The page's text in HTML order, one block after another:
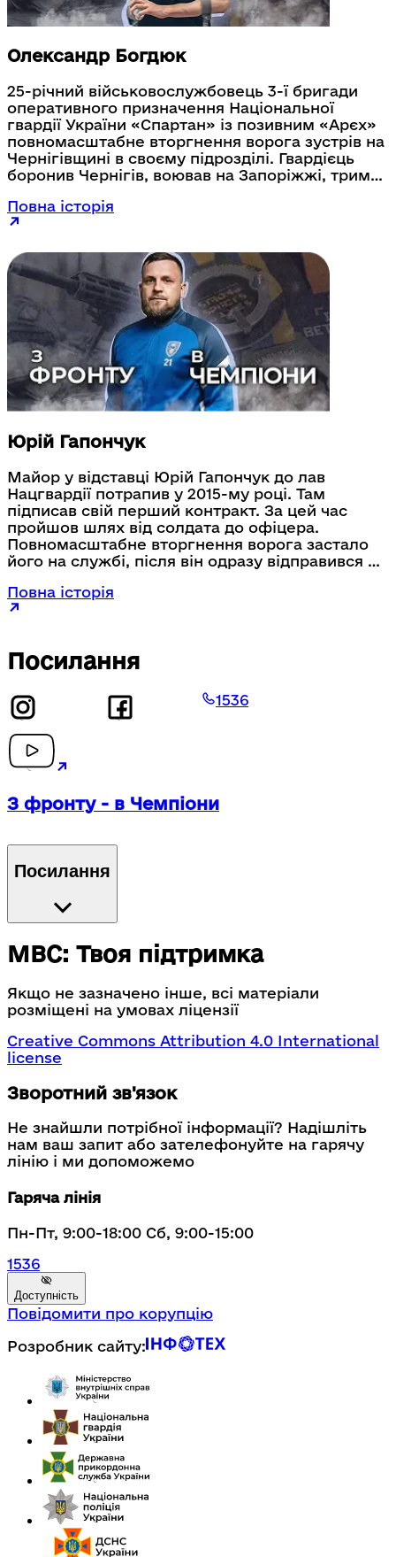
Олександр Богдюк
25-річний військовослужбовець 3-ї бригади
оперативного призначення Національної
гвардії України «Спартан» із позивним «Арєх»
повномасштабне вторгнення ворога зустрів на
Чернігівщині в своєму підрозділі. Гвардієць
боронив Чернігів, воював на Запоріжжі, тримав
бойового завдання отримав мінно-вибухову
поранення. У результаті лишився кінцівки
пропагує спорт, бере участь у різноманітних
спортивних змаганнях. «Спорт дає багато
емоцій. Тому треба більше позитивних думок,
більше спілкування і треба багато працювати
над собою в першу чергу». – ділиться своїми
спортивними емоціями гвардієць.
Повна історія
Юрій Гапончук
Майор у відставці Юрій Гапончук до лав
Нацгвардії потрапив у 2015-му році. Там
підписав свій перший контракт. За цей час
пройшов шлях від солдата до офіцера.
Повномасштабне вторгнення ворога застало
його на службі, після він одразу відправився на
оперативного призначення 50-го полку ім.
полковника Семена Височана Національної
Серебрянському лісництві. «Під час
складу на позиції, наступив на протипіхотну
міну «Пелюстка». Внаслідок чого у мене
відірвало половину стопи» – згадує той день
Юрій.
Повна історія
Посилання
1536
З фронту - в Чемпіони
Посилання
МВС: Твоя підтримка
Якщо не зазначено інше, всі матеріали
розміщені на умовах ліцензії
Creative Commons Attribution 4.0 International
license
Зворотний зв'язок
Не знайшли потрібної інформації? Надішліть
нам ваш запит або зателефонуйте на гарячу
лінію і ми допоможемо
Гаряча лінія
Пн-Пт, 9:00-18:00 Сб, 9:00-15:00
1536
Доступність
Повідомити про корупцію
Розробник сайту: